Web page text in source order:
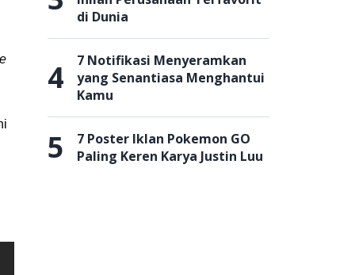
di Dunia
4
7 Notifikasi Menyeramkan
yang Senantiasa Menghantui
Kamu
5
7 Poster Iklan Pokemon GO
Paling Keren Karya Justin Luu